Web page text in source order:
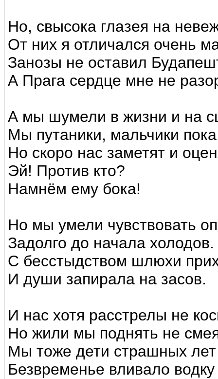
Но, свысока глазея на
От них я отличался очень
Занозы не оставил
А Прага сердце мне не
А мы шумели в жизни и на
Мы путаники, мальчики
Но скоро нас заметят и
Эй! Против кто?
Намнём ему бока!
Но мы умели чувствовать
Задолго до начала холодов.
С бесстыдством шлюхи
И души запирала на засов.
И нас хотя расстрелы не
Но жили мы поднять не
Мы тоже дети страшных
Безвременье вливало